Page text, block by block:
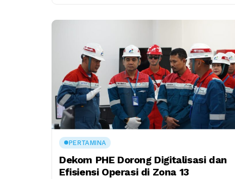
PERTAMINA
Dekom PHE Dorong Digitalisasi dan
Efisiensi Operasi di Zona 13